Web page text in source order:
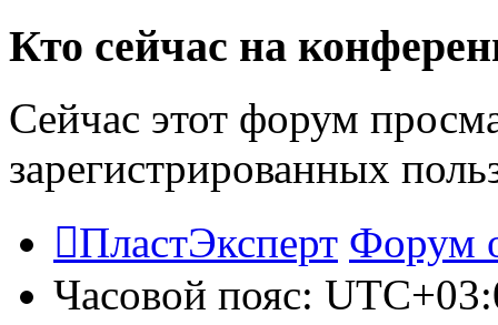
Кто сейчас на
Сейчас этот форум
зарегистрированных
ПластЭксперт Форум
Часовой пояс: